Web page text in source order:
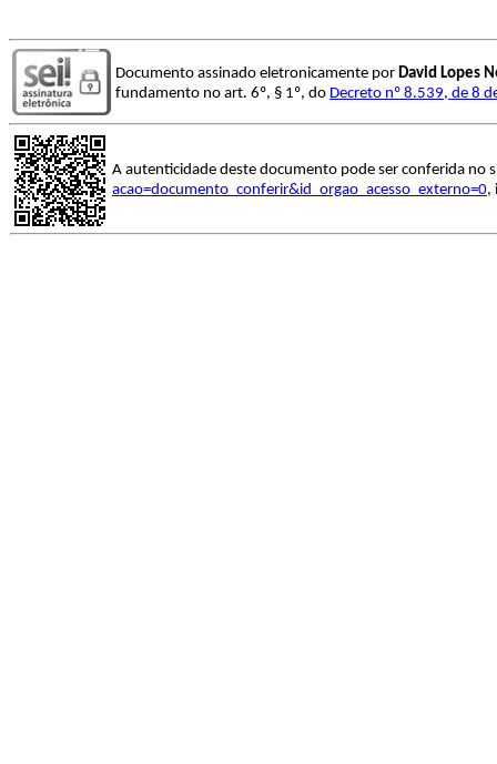
Documento assinado eletronicamente por David Lopes
fundamento no art. 6º, § 1º, do Decreto nº 8.539, de 8
A autenticidade deste documento pode ser conferida no
acao=documento_conferir&id_orgao_acesso_externo=0,